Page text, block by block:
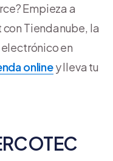
Empieza a
Tiendanube, la
en
onliney lleva tu